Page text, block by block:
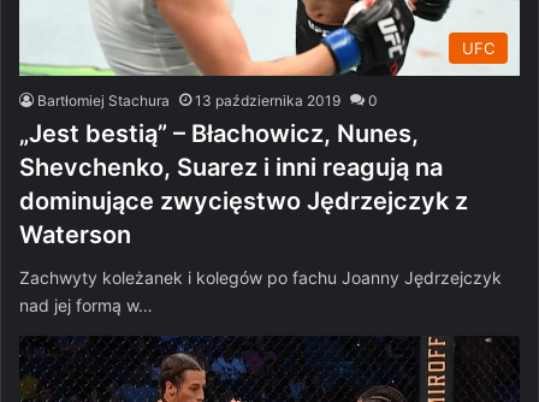
UFC
Bartłomiej Stachura 13 października 2019 0
„Jest bestią” – Błachowicz, Nunes,
Shevchenko, Suarez i inni reagują na
dominujące zwycięstwo Jędrzejczyk z
Waterson
Zachwyty koleżanek i kolegów po fachu Joanny Jędrzejczyk
nad jej formą w…